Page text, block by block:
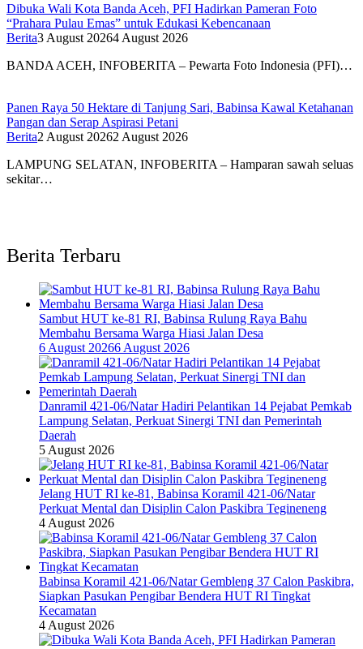
Dibuka Wali Kota Banda Aceh, PFI Hadirkan Pameran Foto
“Prahara Pulau Emas” untuk Edukasi Kebencanaan
Berita3 August 20264 August 2026
BANDA ACEH, INFOBERITA – Pewarta Foto Indonesia (PFI)…
Panen Raya 50 Hektare di Tanjung Sari, Babinsa Kawal Ketahanan
Pangan dan Serap Aspirasi Petani
Berita2 August 20262 August 2026
LAMPUNG SELATAN, INFOBERITA – Hamparan sawah seluas
sekitar…
Berita Terbaru
Sambut HUT ke-81 RI, Babinsa Rulung Raya Bahu
Membahu Bersama Warga Hiasi Jalan Desa
6 August 20266 August 2026
Danramil 421-06/Natar Hadiri Pelantikan 14 Pejabat Pemkab
Lampung Selatan, Perkuat Sinergi TNI dan Pemerintah
Daerah
5 August 2026
Jelang HUT RI ke-81, Babinsa Koramil 421-06/Natar
Perkuat Mental dan Disiplin Calon Paskibra Tegineneng
4 August 2026
Babinsa Koramil 421-06/Natar Gembleng 37 Calon Paskibra,
Siapkan Pasukan Pengibar Bendera HUT RI Tingkat
Kecamatan
4 August 2026